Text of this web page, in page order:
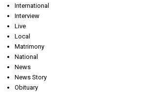
International
Interview
Live
Local
Matrimony
National
News
News Story
Obituary